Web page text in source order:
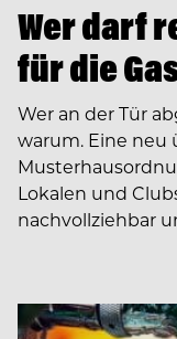
Wer darf
für die
Wer an der Tür
warum. Eine neu
Lokalen und
nachvollziehbar